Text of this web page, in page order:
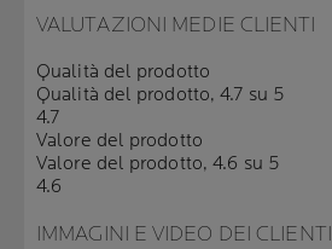
VALUTAZIONI MEDIE CLIENTI
Qualità del prodotto
Qualità del prodotto, 4.7 su 5
4.7
Valore del prodotto
Valore del prodotto, 4.6 su 5
4.6
IMMAGINI E VIDEO DEI CLIENTI